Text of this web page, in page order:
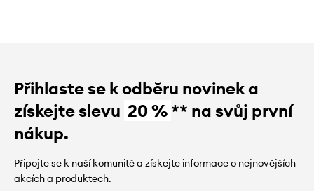
Přihlaste se k odběru novinek a
získejte slevu 20 %** na svůj první
nákup.
Připojte se k naší komunitě a získejte informace o nejnovějších
akcích a produktech.